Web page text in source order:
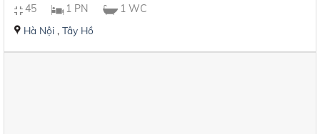
45 1 PN 1 WC
Hà Nội, Tây Hồ